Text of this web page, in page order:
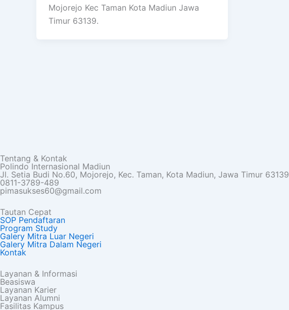
Mojorejo Kec Taman Kota Madiun Jawa
Timur 63139.
Tentang & Kontak
Polindo Internasional Madiun
Jl. Setia Budi No.60, Mojorejo, Kec. Taman, Kota Madiun, Jawa Timur 63139
0811-3789-489
pimasukses60@gmail.com
Tautan Cepat
SOP Pendaftaran
Program Study
Galery Mitra Luar Negeri
Galery Mitra Dalam Negeri
Kontak
Layanan & Informasi
Beasiswa
Layanan Karier
Layanan Alumni
Fasilitas Kampus